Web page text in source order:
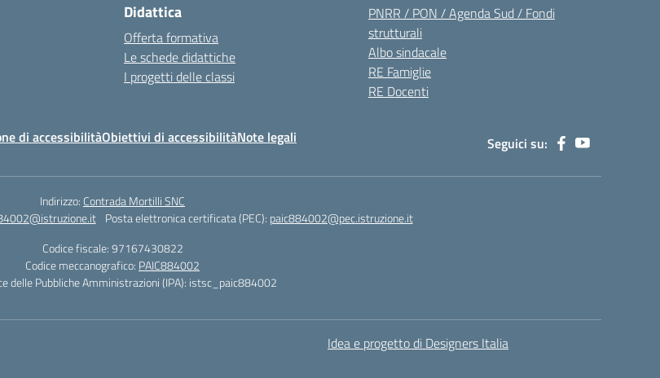
Didattica
Offerta formativa
Le schede didattiche
I progetti delle classi
PNRR / PON / Agenda Sud / Fondi
strutturali
Albo sindacale
RE Famiglie
RE Docenti
di accessibilitàObiettivi di accessibilitàNote legali Seguici su:
Indirizzo: Contrada Mortilli SNC
Posta elettronica certificata (PEC): paic884002@pec.istruzione.it
Codice fiscale: 97167430822
Codice meccanografico: PAIC884002
delle Pubbliche Amministrazioni (IPA): istsc_paic884002
Idea e progetto di Designers Italia